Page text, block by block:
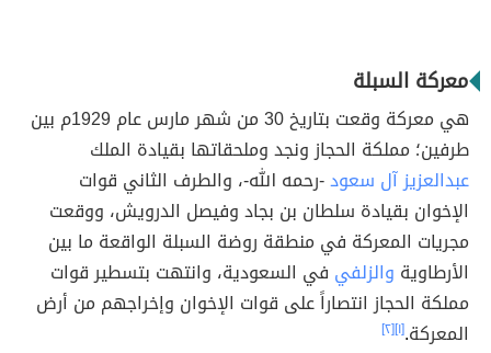
معركة السبلة
هي معركة وقعت بتاريخ 30 من شهر مارس عام 1929م بين
طرفين؛ مملكة الحجاز ونجد وملحقاتها بقيادة الملك
عبدالعزيز آل سعود-رحمه الله-، والطرف الثاني قوات
الإخوان بقيادة سلطان بن بجاد وفيصل الدرويش، ووقعت
مجريات المعركة في منطقة روضة السبلة الواقعة ما بين
الأرطاوية والزلفي في السعودية، وانتهت بتسطير قوات
مملكة الحجاز انتصاراً على قوات الإخوان وإخراجهم من أرض
المعركة.[١] [٢]